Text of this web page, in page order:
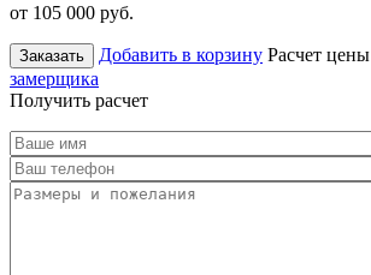
от 105 000 руб.
Заказать Добавить в корзину Расчет цены
замерщика
Получить расчет